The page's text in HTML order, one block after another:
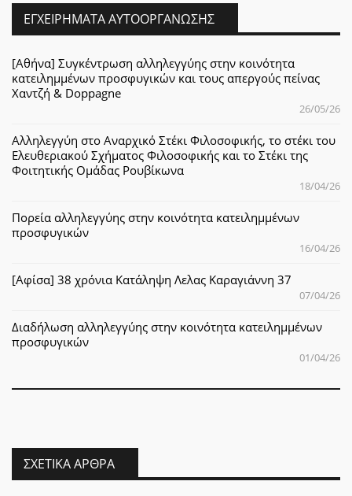
ΕΓΧΕΙΡΉΜΑΤΑ ΑΥΤΟΟΡΓΆΝΩΣΗΣ
[Αθήνα] Συγκέντρωση αλληλεγγύης στην κοινότητα
κατειλημμένων προσφυγικών και τους απεργούς πείνας
Χαντζή & Doppagne
26/05/26
Αλληλεγγύη στο Αναρχικό Στέκι Φιλοσοφικής, το στέκι του
Ελευθεριακού Σχήματος Φιλοσοφικής και το Στέκι της
Φοιτητικής Ομάδας Ρουβίκωνα
18/04/26
Πορεία αλληλεγγύης στην κοινότητα κατειλημμένων
προσφυγικών
16/04/26
[Αφίσα] 38 χρόνια Κατάληψη Λελας Καραγιάννη 37
07/04/26
Διαδήλωση αλληλεγγύης στην κοινότητα κατειλημμένων
προσφυγικών
01/04/26
ΣΧΕΤΙΚΆ ΆΡΘΡΑ